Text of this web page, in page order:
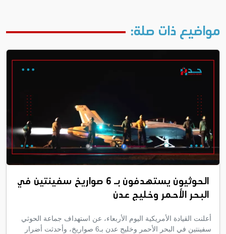
مواضيع ذات صلة:
الحوثيون يستهدفون بـ 6 صواريخ سفينتين في
البحر الأحمر وخليج عدن
أعلنت القيادة الأمريكية اليوم الأربعاء، عن استهداف جماعة الحوثي
سفينتين في البحر الأحمر وخليج عدن بـ6 صواريخ، وأحدثت أضرار